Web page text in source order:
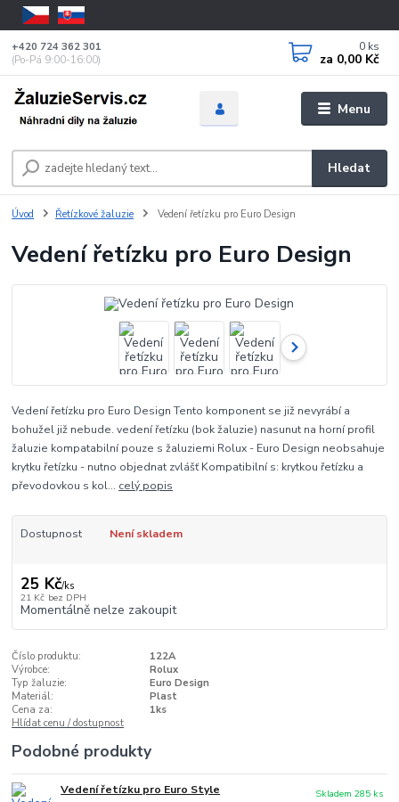
Menu
Hledat
+420 724 362 301
(Po-Pá 9:00-16:00)
0 ks
za 0,00 Kč
Úvod Řetízkové žaluzie Vedení řetízku pro Euro Design
Vedení řetízku pro Euro Design
Vedení řetízku pro Euro Design Tento komponent se již nevyrábí a
bohužel již nebude. vedení řetízku (bok žaluzie) nasunut na horní profil
žaluzie kompatabilní pouze s žaluziemi Rolux - Euro Design neobsahuje
krytku řetízku - nutno objednat zvlášť Kompatibilní s: krytkou řetízku a
převodovkou s kol... celý popis
Dostupnost Není skladem
25 Kč/ks
21 Kč bez DPH
Momentálně nelze zakoupit
Číslo produktu:
122A
Výrobce:
Rolux
Typ žaluzie:
Euro Design
Materiál:
Plast
Cena za:
1ks
Hlídat cenu / dostupnost
Podobné produkty
Vedení řetízku pro Euro Style
Skladem 285 ks